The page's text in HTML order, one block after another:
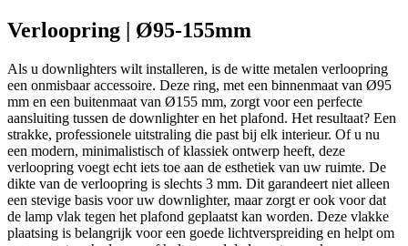
Verloopring | Ø95-155mm
Als u downlighters wilt installeren, is de witte metalen verloopring
een onmisbaar accessoire. Deze ring, met een binnenmaat van Ø95
mm en een buitenmaat van Ø155 mm, zorgt voor een perfecte
aansluiting tussen de downlighter en het plafond. Het resultaat? Een
strakke, professionele uitstraling die past bij elk interieur. Of u nu
een modern, minimalistisch of klassiek ontwerp heeft, deze
verloopring voegt echt iets toe aan de esthetiek van uw ruimte. De
dikte van de verloopring is slechts 3 mm. Dit garandeert niet alleen
een stevige basis voor uw downlighter, maar zorgt er ook voor dat
de lamp vlak tegen het plafond geplaatst kan worden. Deze vlakke
plaatsing is belangrijk voor een goede lichtverspreiding en helpt om